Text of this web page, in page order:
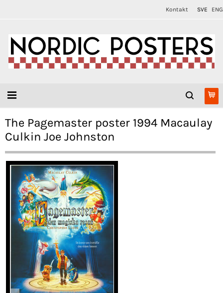
Kontakt SVE ENG
The Pagemaster poster 1994 Macaulay
Culkin Joe Johnston